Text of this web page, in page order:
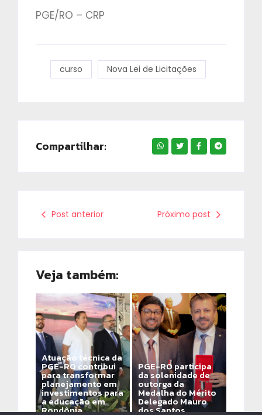
PGE/RO – CRP
curso Nova Lei de Licitações
Compartilhar:
Post anterior Próximo post
Veja também:
Atuação técnica da
PGE-RO contribui
para transformar
planejamento em
investimentos para
a educação em
Rondônia
PGE-RO participa
da solenidade de
outorga da
Medalha do Mérito
Delegado Mauro
dos Santos